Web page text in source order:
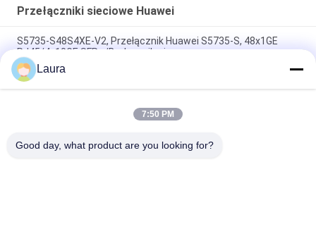
Przełączniki sieciowe Huawei
S5735-S48S4XE-V2, Przełącznik Huawei S5735-S, 48x1GE
RJ45/4x10GE SFP+/Brak zasilania
S5735-S24ST4XE-V2, Przełącznik Huawei S5735-S, 24x1GE
elektryczny/4x10GE SFP+/brak zasilania
Przełącznik agregacyjny Huawei S6330-H48X6C-A 48×10GE
Laura
7:50 PM
Good day, what product are you looking for?